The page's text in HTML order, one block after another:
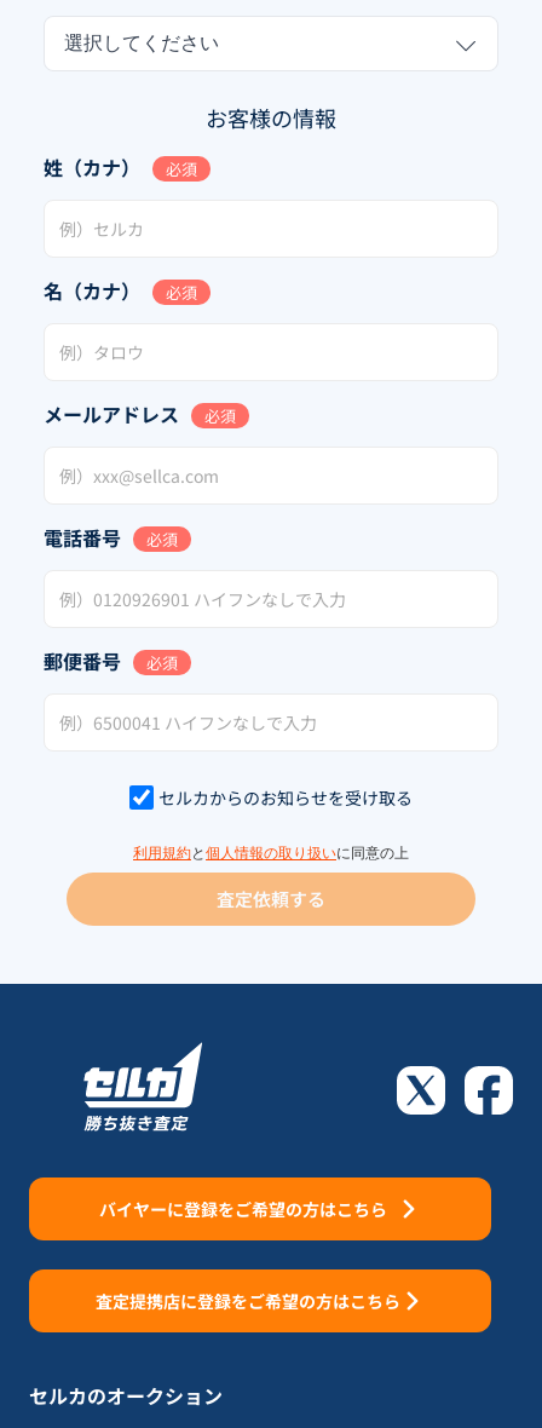
選択してください
お客様の情報
姓（カナ） 必須
名（カナ） 必須
メールアドレス 必須
電話番号 必須
郵便番号 必須
セルカからのお知らせを受け取る
利用規約と 個人情報の取り扱いに同意の上
査定依頼する
バイヤーに登録をご希望の方はこちら
査定提携店に登録をご希望の方はこちら
セルカのオークション